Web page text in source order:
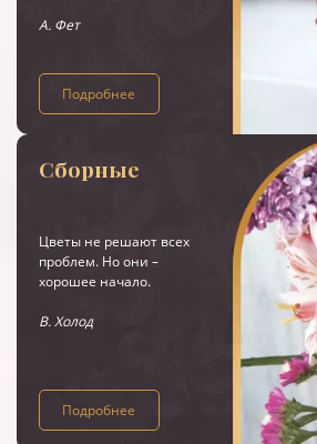
А. Фет
Подробнее
Сборные
Цветы не решают всех
проблем. Но они –
хорошее начало.
В. Холод
Подробнее